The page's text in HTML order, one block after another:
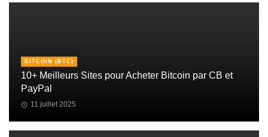
BITCOIN (BTC)
10+ Meilleurs Sites pour Acheter Bitcoin par CB et
PayPal
11 juillet 2025